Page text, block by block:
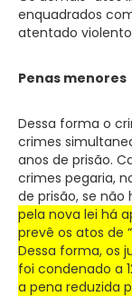
enquadrados
atentado
Penas menores
Dessa forma o
crimes
anos de prisão.
crimes pegaria,
de prisão, se não
pela nova lei há
prevê os atos de
Dessa forma, os
foi condenado a
a pena reduzida